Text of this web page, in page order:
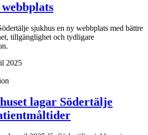
sjukhus en ny webbplats med bättre
tillgänglighet och tydligare
2025
lagar Södertälje